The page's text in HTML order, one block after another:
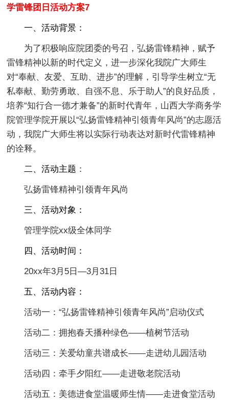
学雷锋团日活动方案7
一、活动背景 ：
为了积极响应院团委的号召，弘扬雷锋精神，赋予
雷锋精神以新的时代定义，进一步深化我院广大师生
对“奉献、友爱、互助、进步”的理解，引导学生树立“无
私奉献、勤劳勇敢、自强不息、乐于助人”的良好品质，
培养“知行合一德才兼备”的新时代青年，山西大学商务学
院管理学院开展以“弘扬雷锋精神引领青年风尚”的志愿活
动，我院广大师生将以实际行动表达对新时代雷锋精神
的诠释。
二、活动主题 ：
弘扬雷锋精神引领青年风尚
三、活动对象：
管理学院xx级全体同学
四、活动时间：
20xx年3月5日—3月31日
五、活动内容：
活动一：“弘扬雷锋精神引领青年风尚”启动仪式
活动二：拥抱春天播种绿色——植树节活动
活动三：关爱幼童共谱成长——走进幼儿园活动
活动四：牵手夕阳红——走进敬老院活动
活动五：美德进食堂温暖师生情——走进食堂活动